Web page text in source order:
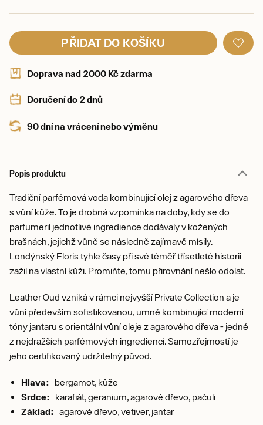
PŘIDAT DO KOŠÍKU
Doprava nad 2000 Kč zdarma
Doručení do 2 dnů
90 dní na vrácení nebo výměnu
Popis produktu
Tradiční parfémová voda kombinující olej z agarového dřeva
s vůní kůže. To je drobná vzpomínka na doby, kdy se do
parfumerií jednotlivé ingredience dodávaly v kožených
brašnách, jejichž vůně se následně zajímavě mísily.
Londýnský Floris tyhle časy při své téměř třísetleté historii
zažil na vlastní kůži. Promiňte, tomu přirovnání nešlo odolat.
Leather Oud vzniká v rámci nejvyšší Private Collection a je
vůní především sofistikovanou, umně kombinující moderní
tóny jantaru s orientální vůní oleje z agarového dřeva - jedné
z nejdražších parfémových ingrediencí. Samozřejmostí je
jeho certifikovaný udržitelný původ.
Hlava: bergamot, kůže
Srdce: karafiát, geranium, agarové dřevo, pačuli
Základ: agarové dřevo, vetiver, jantar